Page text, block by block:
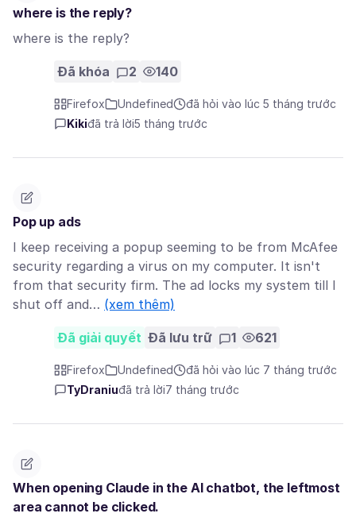
where is the reply?
where is the reply?
Đã khóa 2 140
Firefox Undefined
đã hỏi vào lúc 5 tháng trước
Kikiđã trả lời5 tháng trước
Pop up ads
I keep receiving a popup seeming to be from McAfee
security regarding a virus on my computer. It isn't
from that security firm. The ad locks my system till I
shut off and… (xem thêm)
Đã giải quyết Đã lưu trữ 1 621
Firefox Undefined
đã hỏi vào lúc 7 tháng trước
TyDraniuđã trả lời7 tháng trước
When opening Claude in the AI chatbot, the leftmost
area cannot be clicked.